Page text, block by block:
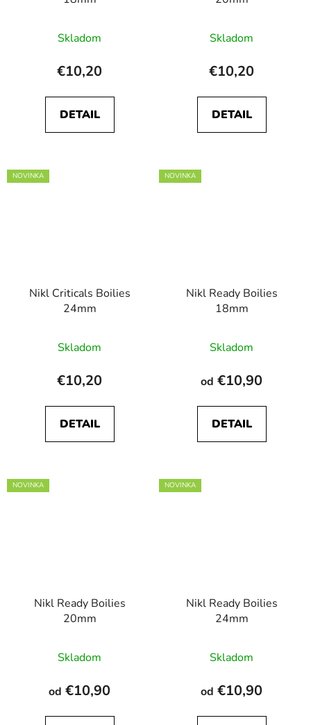
Skladom
€10,20
DETAIL
Skladom
€10,20
DETAIL
NOVINKA
Nikl Criticals Boilies
24mm
Skladom
€10,20
DETAIL
NOVINKA
Nikl Ready Boilies
18mm
Skladom
od €10,90
DETAIL
NOVINKA
Nikl Ready Boilies
20mm
Skladom
od €10,90
NOVINKA
Nikl Ready Boilies
24mm
Skladom
od €10,90